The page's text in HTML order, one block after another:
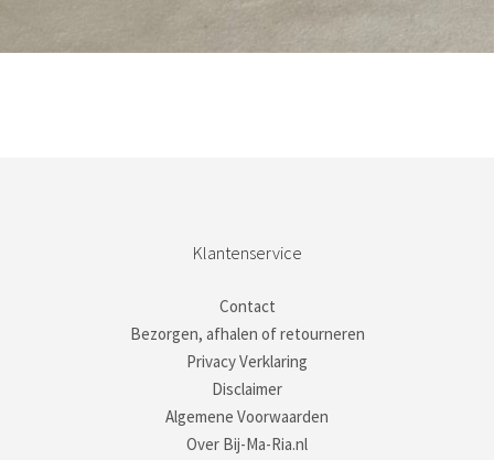
Klantenservice
Contact
Bezorgen, afhalen of retourneren
Privacy Verklaring
Disclaimer
Algemene Voorwaarden
Over Bij-Ma-Ria.nl